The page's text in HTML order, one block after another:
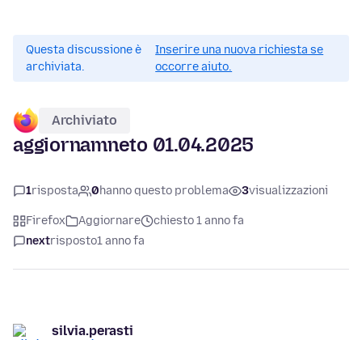
Questa discussione è
archiviata.
Inserire una nuova richiesta se
occorre aiuto.
Archiviato
aggiornamneto 01.04.2025
1risposta 0hanno questo problema 3visualizzazioni
Firefox Aggiornare
chiesto 1 anno fa
nextrisposto1 anno fa
silvia.perasti